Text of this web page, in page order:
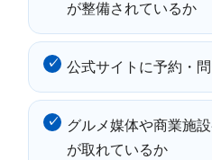
が整備されているか
公式サイトに予約・
グルメ媒体や商業施
が取れているか